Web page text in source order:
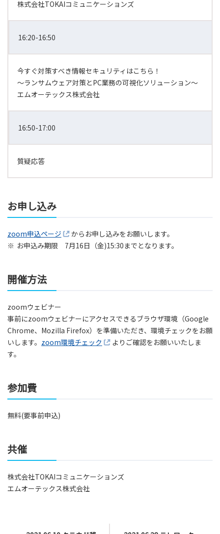
株式会社TOKAIコミュニケーションズ
16:20-16:50
今すぐ対策すべき情報セキュリティはこちら！
～ランサムウェア対策とPC業務の可視化ソリューション～
エムオーテックス株式会社
16:50-17:00
質疑応答
お申し込み
zoom申込ページ
からお申し込みをお願いします。
※ お申込み期限 7月16日（金)15:30までとなります。
開催方法
zoomウェビナー
事前にzoomウェビナーにアクセスできるブラウザ環境（Google
Chrome、Mozilla Firefox）を準備いただき、環境チェックをお願
いします。 zoom環境チェック
よりご確認をお願いいたしま
す。
参加費
無料(要事前申込)
共催
株式会社TOKAIコミュニケーションズ
エムオーテックス株式会社